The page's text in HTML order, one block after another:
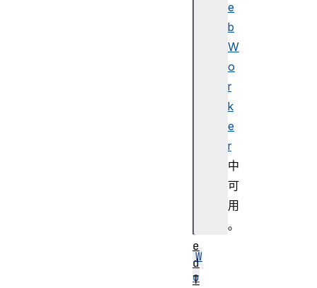
e
b
W
o
r
k
e
r
中
可
用
。
W
o
e
d
T